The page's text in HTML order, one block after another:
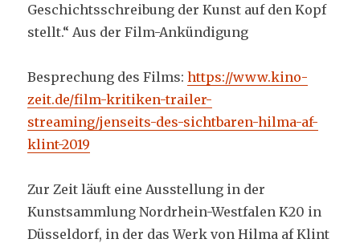
Geschichtsschreibung der Kunst auf den Kopf
stellt.“ Aus der Film-Ankündigung
Besprechung des Films:https://www.kino-
zeit.de/film-kritiken-trailer-
streaming/jenseits-des-sichtbaren-hilma-af-
klint-2019
Zur Zeit läuft eine Ausstellung in der
Kunstsammlung Nordrhein-Westfalen K20 in
Düsseldorf, in der das Werk von Hilma af Klint